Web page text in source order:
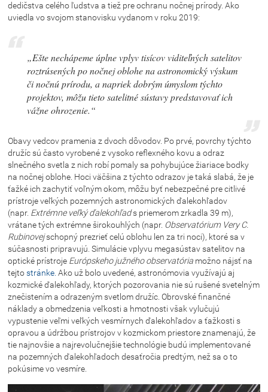
dedičstva celého ľudstva a tiež pre ochranu nočnej prírody. Ako
uviedla vo svojom stanovisku vydanom v roku 2019:
„Ešte nechápeme úplne vplyv tisícov viditeľných satelitov
roztrúsených po nočnej oblohe na astronomický výskum
či nočnú prírodu, a napriek dobrým úmyslom týchto
projektov, môžu tieto satelitné sústavy predstavovať ich
vážne ohrozenie.“
Obavy vedcov pramenia z dvoch dôvodov. Po prvé, povrchy týchto
družíc sú často vyrobené z vysoko reflexného kovu a odraz
slnečného svetla z nich robí pomaly sa pohybujúce žiariace bodky
na nočnej oblohe. Hoci väčšina z týchto odrazov je taká slabá, že je
ťažké ich zachytiť voľným okom, môžu byť nebezpečné pre citlivé
prístroje veľkých pozemných astronomických ďalekohľadov
(napr. Extrémne veľký ďalekohľads priemerom zrkadla 39 m),
vrátane tých extrémne širokouhlých (napr. Observatórium Very C.
Rubinovejschopný prezrieť celú oblohu len za tri noci), ktoré sa v
súčasnosti pripravujú. Simulácie vplyvu megasústav satelitov na
optické prístroje Európskeho južného observatória možno nájsť na
tejtostránke. Ako už bolo uvedené, astronómovia využívajú aj
kozmické ďalekohľady, ktorých pozorovania nie sú rušené svetelným
znečistením a odrazeným svetlom družíc. Obrovské finančné
náklady a obmedzenia veľkosti a hmotnosti však vylučujú
vypustenie veľmi veľkých vesmírnych ďalekohľadov a ťažkosti s
opravou a údržbou prístrojov v kozmickom priestore znamenajú, že
tie najnovšie a najrevolučnejšie technológie budú implementované
na pozemných ďalekohľadoch desaťročia predtým, než sa o to
pokúsime vo vesmíre.